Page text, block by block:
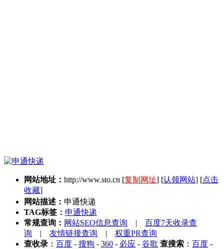
网站地址： http://www.sto.cn [复制网址] [认领网站] [点击
收藏]
网站描述： 申通快递
TAG标签： 申通快递
常规查询： 网站SEO信息查询 | 百度7天收录查
询 | 友情链接查询 | 权重PR查询
查收录 ： 百度 - 搜狗 - 360 - 必应 - 谷歌 查搜索 ： 百度 -